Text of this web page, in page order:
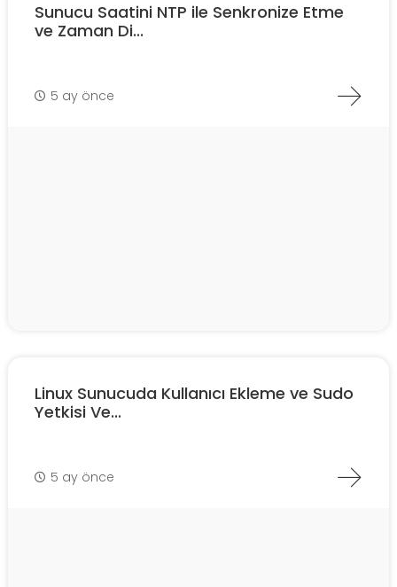
Sunucu Saatini NTP ile Senkronize Etme
ve Zaman Di...
5 ay önce
Linux Sunucuda Kullanıcı Ekleme ve Sudo
Yetkisi Ve...
5 ay önce